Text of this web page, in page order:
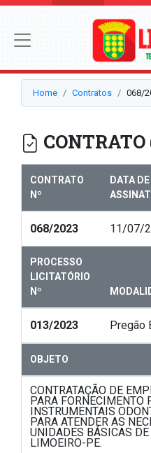
Home Contratos 068/
CONTRATO
CONTRATO
Nº
DATA DE
068/2023 11/07/
PROCESSO
LICITATÓRIO
Nº
013/2023 Pregão
OBJETO
CONTRATAÇÃO DE
PARA FORNECIMENTO
INSTRUMENTAIS
PARA ATENDER AS
UNIDADES BÁSICAS
LIMOEIRO-PE.